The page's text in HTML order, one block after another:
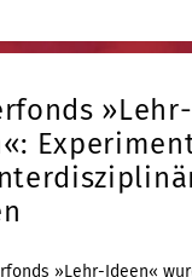
»Lehr-
»Lehr-Ideen«